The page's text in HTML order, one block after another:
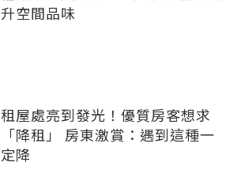
升空間品味
租屋處亮到發光！優質房客想求
「降租」 房東激賞：遇到這種一
定降